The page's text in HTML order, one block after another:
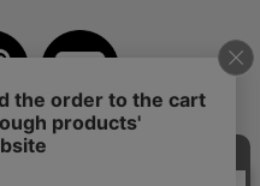
ご利用案内